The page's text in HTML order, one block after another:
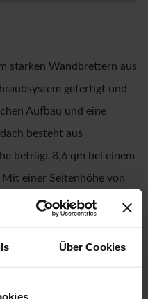
Über Cookies
starken Wandbrettern aus
gefertigt und
Aufbau und eine
besteht aus
beträgt 8,6 qm bei einem
einer Seitenhöhe von
222 cm bietet das
360 cm x 240 cm.
von unten und werden
die